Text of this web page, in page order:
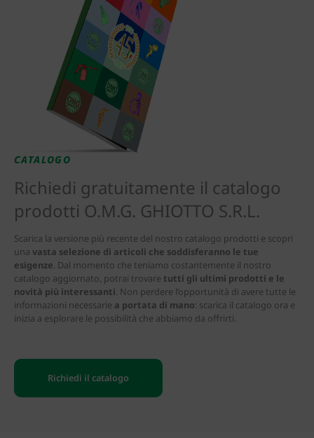
CATALOGO
Richiedi gratuitamente il catalogo
prodotti O.M.G. GHIOTTO S.R.L.
Scarica la versione più recente del nostro catalogo prodotti e scopri
una vasta selezione di articoli che soddisferanno le tue
esigenze. Dal momento che teniamo costantemente il nostro
catalogo aggiornato, potrai trovare tutti gli ultimi prodotti e le
novità più interessanti. Non perdere l’opportunità di avere tutte le
informazioni necessarie a portata di mano: scarica il catalogo ora e
inizia a esplorare le possibilità che abbiamo da offrirti.
Richiedi il catalogo